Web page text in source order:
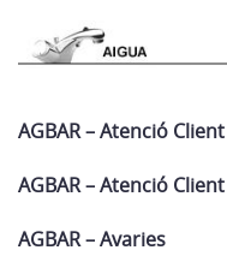
AGBAR – Atenció Client
AGBAR – Atenció Client
AGBAR – Avaries